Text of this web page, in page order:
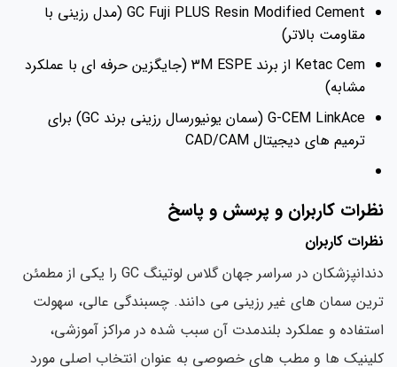
GC Fuji PLUS Resin Modified Cement (مدل رزینی با
مقاومت بالاتر)
Ketac Cem از برند 3M ESPE (جایگزین حرفه ای با عملکرد
مشابه)
G-CEM LinkAce (سمان یونیورسال رزینی برند GC) برای
ترمیم های دیجیتال CAD/CAM
نظرات کاربران و پرسش و پاسخ
نظرات کاربران
دندانپزشکان در سراسر جهان گلاس لوتینگ GC را یکی از مطمئن
ترین سمان های غیر رزینی می دانند. چسبندگی عالی، سهولت
استفاده و عملکرد بلندمدت آن سبب شده در مراکز آموزشی،
کلینیک ها و مطب های خصوصی به عنوان انتخاب اصلی مورد